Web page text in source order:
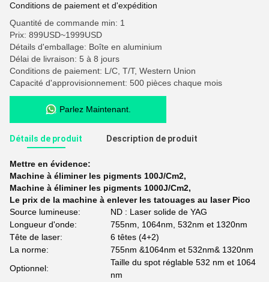
Conditions de paiement et d'expédition
Quantité de commande min: 1
Prix: 899USD~1999USD
Détails d'emballage: Boîte en aluminium
Délai de livraison: 5 à 8 jours
Conditions de paiement: L/C, T/T, Western Union
Capacité d'approvisionnement: 500 pièces chaque mois
Parlez Maintenant.
Détails de produit Description de produit
Mettre en évidence:
Machine à éliminer les pigments 100J/Cm2,
Machine à éliminer les pigments 1000J/Cm2,
Le prix de la machine à enlever les tatouages au laser Pico
Source lumineuse:
ND : Laser solide de YAG
Longueur d'onde:
755nm, 1064nm, 532nm et 1320nm
Tête de laser:
6 têtes (4+2)
La norme:
755nm &1064nm et 532nm& 1320nm
Optionnel:
Taille du spot réglable 532 nm et 1064
nm